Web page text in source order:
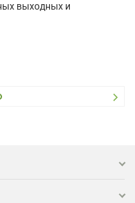
выходных и